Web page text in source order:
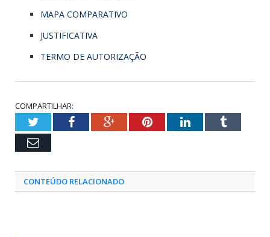
MAPA COMPARATIVO
JUSTIFICATIVA
TERMO DE AUTORIZAÇÃO
COMPARTILHAR:
TwitterFacebookGoogle+PinterestLinkedInTumblr
Email
CONTEÚDO RELACIONADO